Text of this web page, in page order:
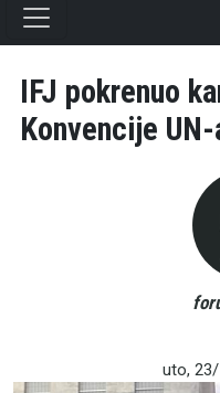
IFJ pokrenuo
Konvencije
uto,